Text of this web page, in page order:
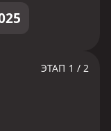
ЭТАП 1 / 2